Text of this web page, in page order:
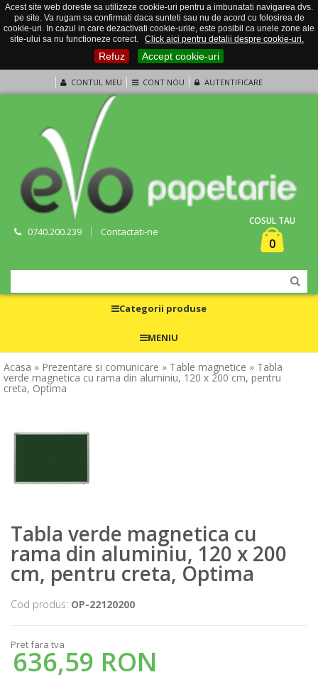
Acest site web doreste sa utilizeze cookie-uri pentru a imbunatati navigarea dvs.
pe site. Va rugam sa confirmati daca sunteti sau nu de acord cu folosirea de
cookie-uri. In cazul in care dezactivati cookie-urile, este posibil ca unele zone ale
site-ului sa nu functioneze corect.
Click aici pentru detalii despre cookie-uri.
Refuz Accept cookie-uri
CONTUL MEU CONT NOU AUTENTIFICARE
0740.200.239 Contactati-ne
COSUL TAU
0
Categorii produse
MENIU
Acasa » Prezentare si comunicare » Table magnetice » Tabla
verde magnetica cu rama din aluminiu, 120 x 200 cm, pentru
creta, Optima
Tabla verde magnetica cu
rama din aluminiu, 120 x 200
cm, pentru creta, Optima
Cod produs: OP-22120200
Pret fara tva
636,59 RON